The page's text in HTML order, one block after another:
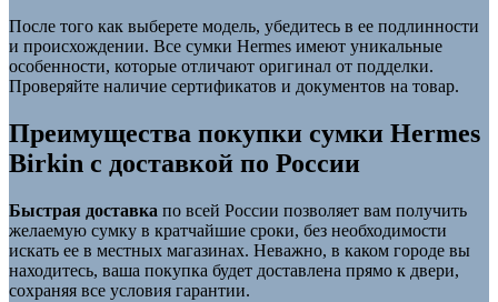
После того как выберете модель, убедитесь в ее подлинности
и происхождении. Все сумки Hermes имеют уникальные
особенности, которые отличают оригинал от подделки.
Проверяйте наличие сертификатов и документов на товар.
Преимущества покупки сумки Hermes
Birkin с доставкой по России
Быстрая доставка по всей России позволяет вам получить
желаемую сумку в кратчайшие сроки, без необходимости
искать ее в местных магазинах. Неважно, в каком городе вы
находитесь, ваша покупка будет доставлена прямо к двери,
сохраняя все условия гарантии.